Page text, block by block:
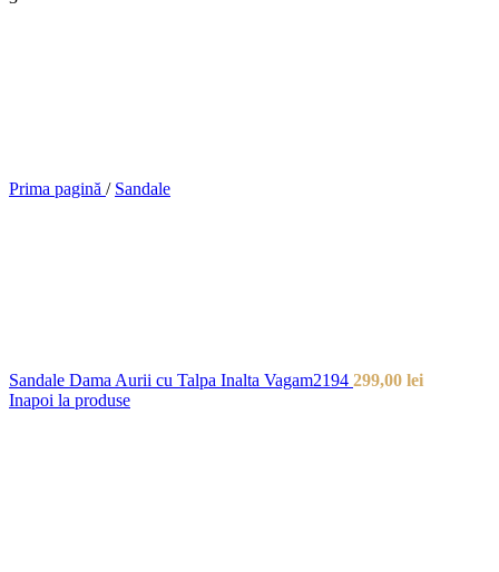
Prima pagină / Sandale
Sandale Dama Aurii cu Talpa Inalta Vagam2194 299,00 lei
Inapoi la produse